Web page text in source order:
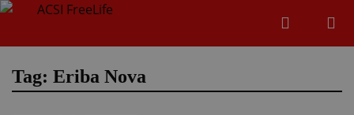
Zoeken
Tag: Eriba Nova